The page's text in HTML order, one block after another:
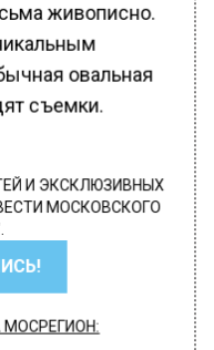
живописно.
овальная
съемки.
И ЭКСКЛЮЗИВНЫХ
МОСКОВСКОГО